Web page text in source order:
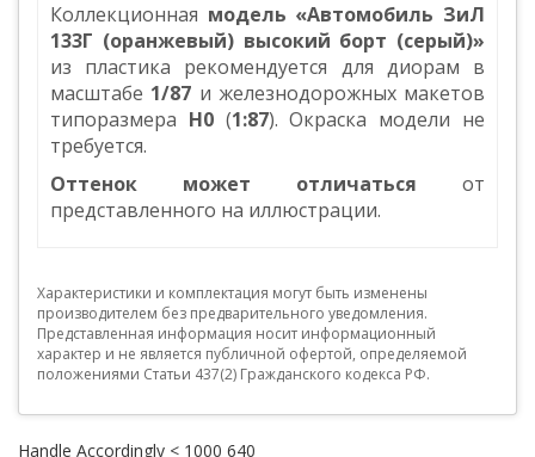
Коллекционная модель «Автомобиль ЗиЛ
133Г (оранжевый) высокий борт (серый)»
из пластика рекомендуется для диорам в
масштабе 1/87 и железнодорожных макетов
типоразмера Н0(1:87). Окраска модели не
требуется.
Оттенок может отличаться от
представленного на иллюстрации.
Характеристики и комплектация могут быть изменены
производителем без предварительного уведомления.
Представленная информация носит информационный
характер и не является публичной офертой, определяемой
положениями Статьи 437(2) Гражданского кодекса РФ.
Handle Accordingly < 1000 640